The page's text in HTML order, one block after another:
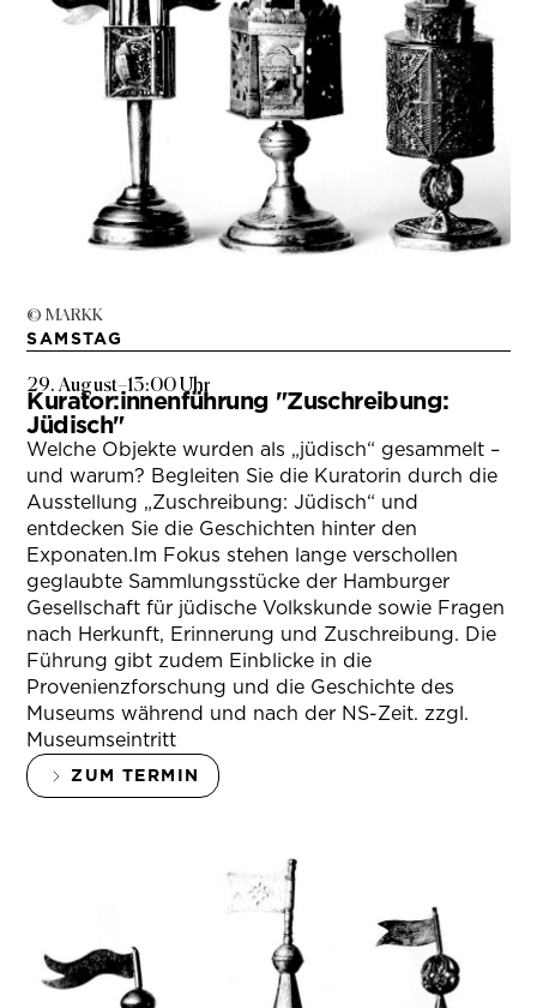
© MARKK
SAMSTAG
29. August–13:00 Uhr
Kurator:innenführung "Zuschreibung:
Jüdisch"
Welche Objekte wurden als „jüdisch“ gesammelt –
und warum? Begleiten Sie die Kuratorin durch die
Ausstellung „Zuschreibung: Jüdisch“ und
entdecken Sie die Geschichten hinter den
Exponaten.Im Fokus stehen lange verschollen
geglaubte Sammlungsstücke der Hamburger
Gesellschaft für jüdische Volkskunde sowie Fragen
nach Herkunft, Erinnerung und Zuschreibung. Die
Führung gibt zudem Einblicke in die
Provenienzforschung und die Geschichte des
Museums während und nach der NS-Zeit. zzgl.
Museumseintritt
ZUM TERMIN